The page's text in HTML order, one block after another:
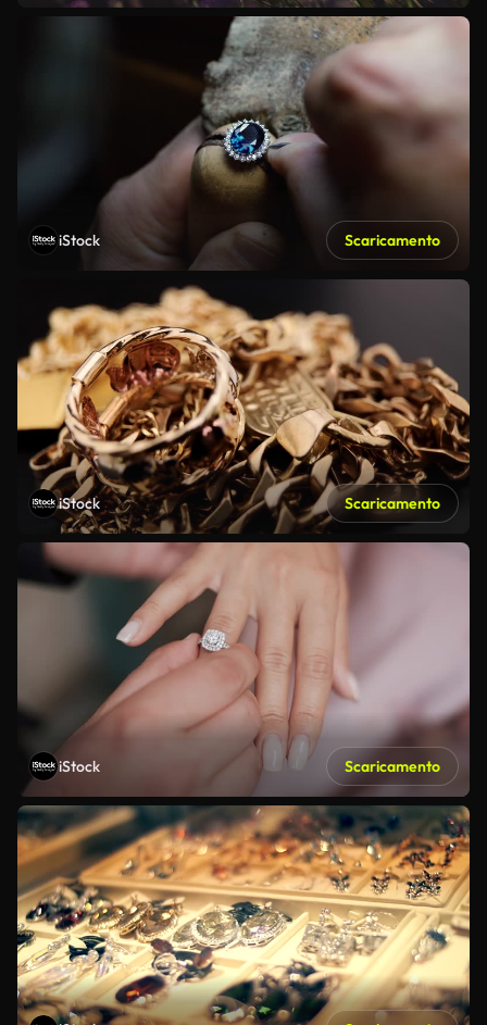
iStock Scaricamento
iStock Scaricamento
iStock Scaricamento